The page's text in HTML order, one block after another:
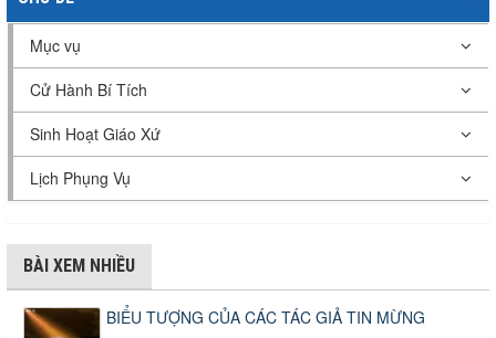
Mục vụ
Cử Hành Bí Tích
Sinh Hoạt Giáo Xứ
Lịch Phụng Vụ
BÀI XEM NHIỀU
BIỂU TƯỢNG CỦA CÁC TÁC GIẢ TIN MỪNG